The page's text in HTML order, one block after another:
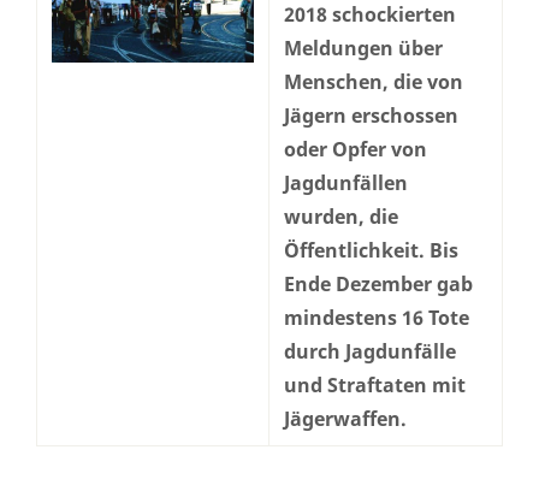
2018 schockierten
Meldungen über
Menschen, die von
Jägern erschossen
oder Opfer von
Jagdunfällen
wurden, die
Öffentlichkeit. Bis
Ende Dezember gab
mindestens 16 Tote
durch Jagdunfälle
und Straftaten mit
Jägerwaffen.